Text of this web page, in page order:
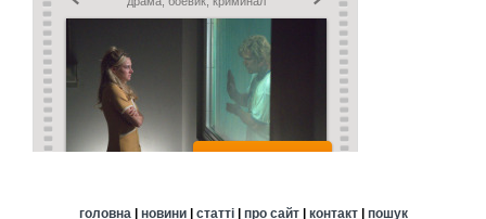
головна| новини| статті| про сайт| контакт| пошук